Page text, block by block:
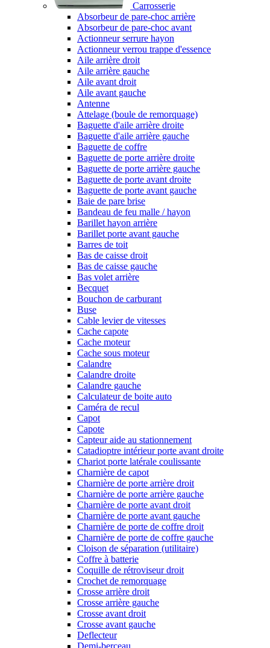
Carrosserie
Absorbeur de pare-choc arrière
Absorbeur de pare-choc avant
Actionneur serrure hayon
Actionneur verrou trappe d'essence
Aile arrière droit
Aile arrière gauche
Aile avant droit
Aile avant gauche
Antenne
Attelage (boule de remorquage)
Baguette d'aile arrière droite
Baguette d'aile arrière gauche
Baguette de coffre
Baguette de porte arrière droite
Baguette de porte arrière gauche
Baguette de porte avant droite
Baguette de porte avant gauche
Baie de pare brise
Bandeau de feu malle / hayon
Barillet hayon arrière
Barillet porte avant gauche
Barres de toit
Bas de caisse droit
Bas de caisse gauche
Bas volet arrière
Becquet
Bouchon de carburant
Buse
Cable levier de vitesses
Cache capote
Cache moteur
Cache sous moteur
Calandre
Calandre droite
Calandre gauche
Calculateur de boite auto
Caméra de recul
Capot
Capote
Capteur aide au stationnement
Catadioptre intérieur porte avant droite
Chariot porte latérale coulissante
Charnière de capot
Charnière de porte arrière droit
Charnière de porte arrière gauche
Charnière de porte avant droit
Charnière de porte avant gauche
Charnière de porte de coffre droit
Charnière de porte de coffre gauche
Cloison de séparation (utilitaire)
Coffre à batterie
Coquille de rétroviseur droit
Crochet de remorquage
Crosse arrière droit
Crosse arrière gauche
Crosse avant droit
Crosse avant gauche
Deflecteur
Demi-berceau